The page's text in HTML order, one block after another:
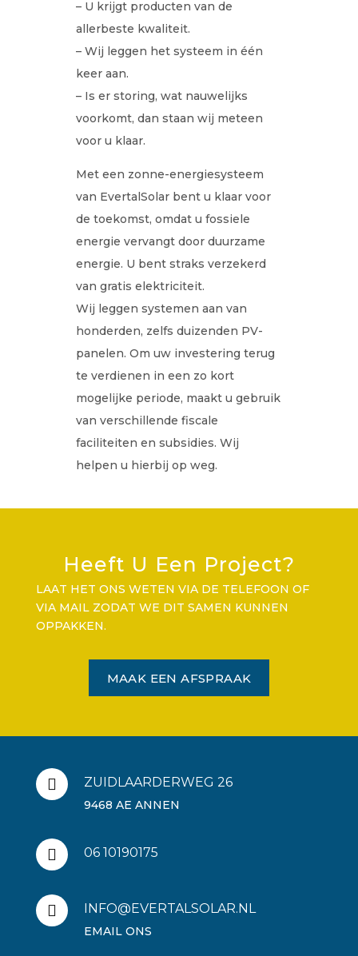
– U krijgt producten van de
allerbeste kwaliteit.
– Wij leggen het systeem in één
keer aan.
– Is er storing, wat nauwelijks
voorkomt, dan staan wij meteen
voor u klaar.
Met een zonne-energiesysteem
van EvertalSolar bent u klaar voor
de toekomst, omdat u fossiele
energie vervangt door duurzame
energie. U bent straks verzekerd
van gratis elektriciteit.
Wij leggen systemen aan van
honderden, zelfs duizenden PV-
panelen. Om uw investering terug
te verdienen in een zo kort
mogelijke periode, maakt u gebruik
van verschillende fiscale
faciliteiten en subsidies. Wij
helpen u hierbij op weg.
Heeft U Een Project?
LAAT HET ONS WETEN VIA DE TELEFOON OF
VIA MAIL ZODAT WE DIT SAMEN KUNNEN
OPPAKKEN.
MAAK EEN AFSPRAAK
 ZUIDLAARDERWEG 26
9468 AE ANNEN
 06 10190175
 INFO@EVERTALSOLAR.NL
EMAIL ONS